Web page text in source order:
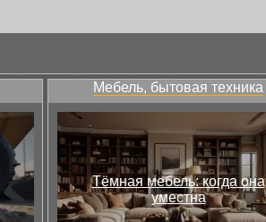
Мебель, бытовая техника
Тёмная мебель: когда она
уместна